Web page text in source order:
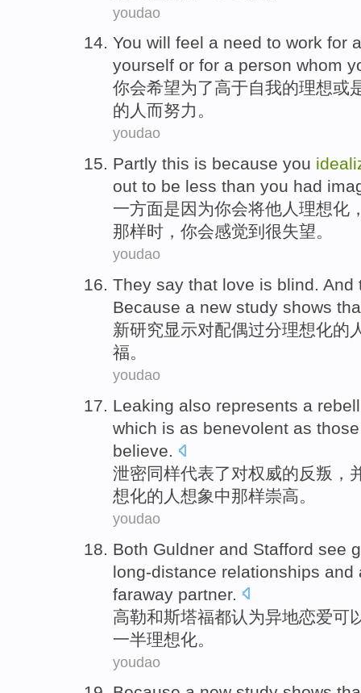
youdao
You will feel a need to work for
yourself or for a person whom
你会希望为了高于自我的理想或
的 人 而努力 。
youdao
Partly this is because you
out to be less than you had
一方面是因为你会将他人 理想化
那样时，你会感觉到很失望。
youdao
They say that love is blind. And
Because a new study shows
新研究显示对配偶过分理想化的
福。
youdao
Leaking also represents a
which is as benevolent as those
believe.
泄密同样代表了对权威的反叛，
想化的 人想象中那样崇高。
youdao
Both Guldner and Stafford see
long-distance relationships
faraway partner.
高勒和斯塔福都认为异地恋爱可
一半理想化。
youdao